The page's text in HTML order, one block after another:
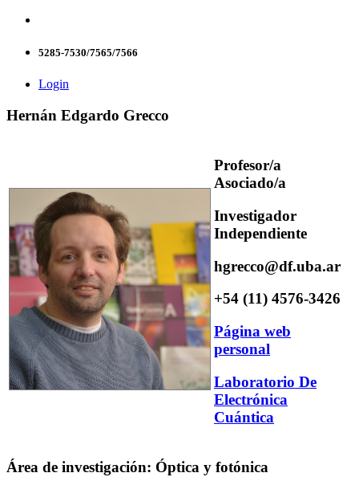
5285-7530/7565/7566
Login
Hernán Edgardo Grecco
Profesor/a
Asociado/a
Investigador
Independiente
hgrecco@df.uba.ar
+54 (11) 4576-3426
Página web
personal
Laboratorio De
Electrónica
Cuántica
Área de investigación: Óptica y fotónica